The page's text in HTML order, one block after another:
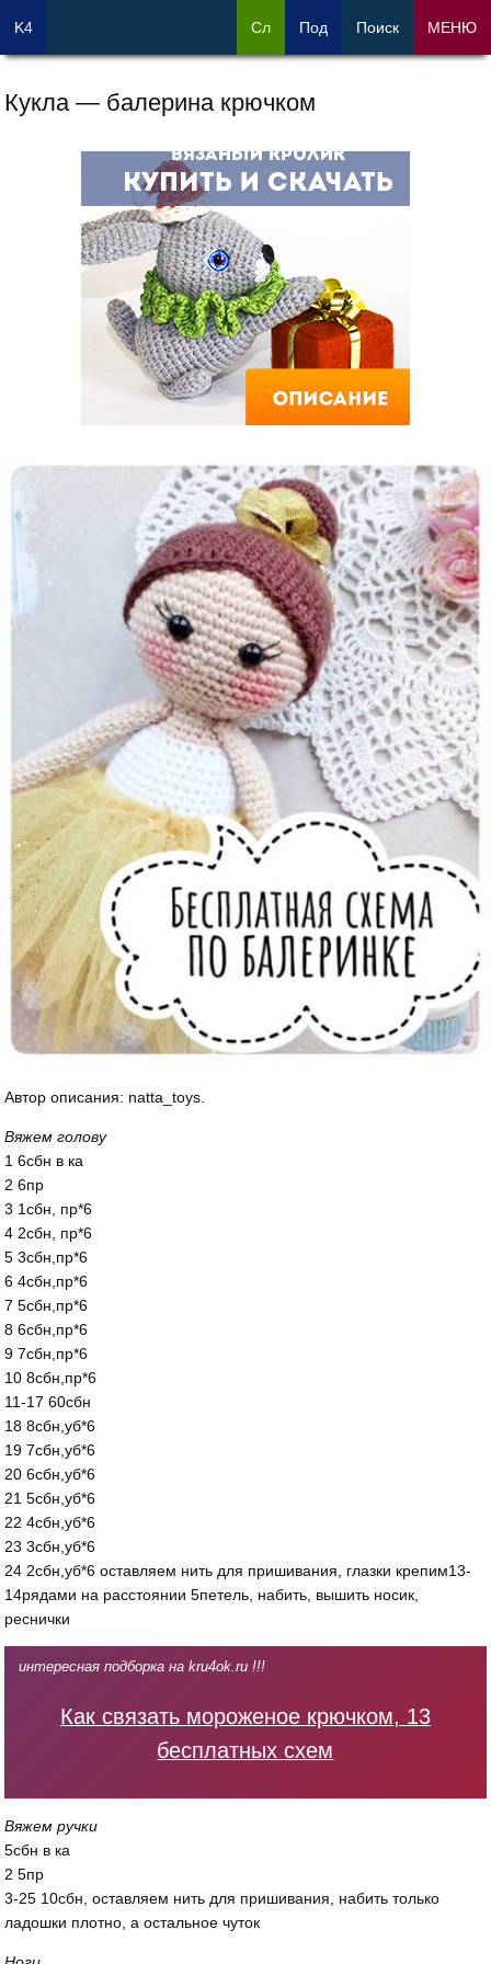
Кукла — балерина крючком
Автор описания: natta_toys.
Вяжем голову
1 6сбн в ка
2 6пр
3 1сбн, пр*6
4 2сбн, пр*6
5 3сбн,пр*6
6 4сбн,пр*6
7 5сбн,пр*6
8 6сбн,пр*6
9 7сбн,пр*6
10 8сбн,пр*6
11-17 60сбн
18 8сбн,уб*6
19 7сбн,уб*6
20 6сбн,уб*6
21 5сбн,уб*6
22 4сбн,уб*6
23 3сбн,уб*6
24 2сбн,уб*6 оставляем нить для пришивания, глазки крепим13-
14рядами на расстоянии 5петель, набить, вышить носик,
реснички
интересная подборка на kru4ok.ru !!!
Как связать мороженое крючком, 13
бесплатных схем
Вяжем ручки
5сбн в ка
2 5пр
3-25 10сбн, оставляем нить для пришивания, набить только
ладошки плотно, а остальное чуток
K4 Сл Под Поиск МЕНЮ